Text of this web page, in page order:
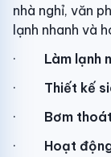
nhà nghỉ, văn
lạnh nhanh và
· Làm lạnh
· Thiết kế
· Bơm
· Hoạt